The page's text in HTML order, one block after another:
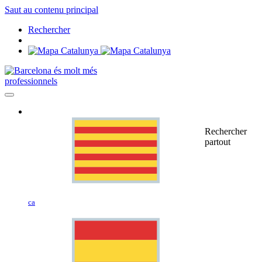
Saut au contenu principal
Rechercher
professionnels
ca
Rechercher
partout